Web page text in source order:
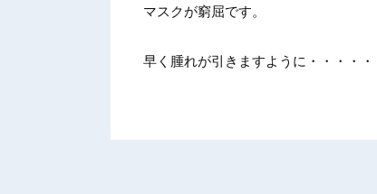
マスクが窮屈です。
早く腫れが引きますように ・・・・ ・